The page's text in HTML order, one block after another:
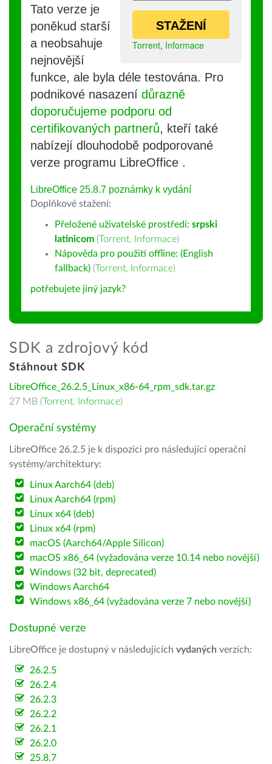
STAŽENÍ
Torrent, Informace
Tato verze je
poněkud starší
a neobsahuje
nejnovější
funkce, ale byla déle testována. Pro
podnikové nasazení důrazně
doporučujeme podporu od
certifikovaných partnerů, kteří také
nabízejí dlouhodobě podporované
verze programu LibreOffice .
LibreOffice 25.8.7 poznámky k vydání
Doplňkové stažení:
Přeložené uživatelské prostředí: srpski
latinicom (Torrent, Informace)
Nápověda pro použití offline: (English
fallback) (Torrent, Informace)
potřebujete jiný jazyk?
SDK a zdrojový kód
Stáhnout SDK
LibreOffice_26.2.5_Linux_x86-64_rpm_sdk.tar.gz
27 MB (Torrent, Informace)
Operační systémy
LibreOffice 26.2.5 je k dispozici pro následující operační
systémy/architektury:
Linux Aarch64 (deb)
Linux Aarch64 (rpm)
Linux x64 (deb)
Linux x64 (rpm)
macOS (Aarch64/Apple Silicon)
macOS x86_64 (vyžadována verze 10.14 nebo novější)
Windows (32 bit, deprecated)
Windows Aarch64
Windows x86_64 (vyžadována verze 7 nebo novější)
Dostupné verze
LibreOffice je dostupný v následujících vydaných verzích:
26.2.5
26.2.4
26.2.3
26.2.2
26.2.1
26.2.0
25.8.7